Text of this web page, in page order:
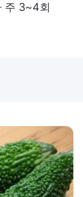
주 3~4회